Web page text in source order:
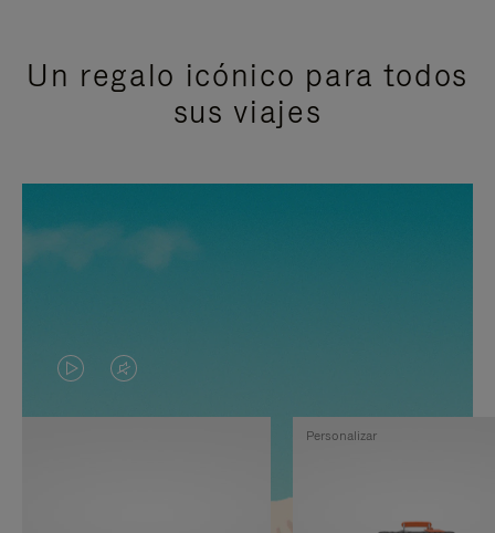
Un regalo icónico para todos
sus viajes
EL
VÍDEO
EL
SONIDO
Personalizar